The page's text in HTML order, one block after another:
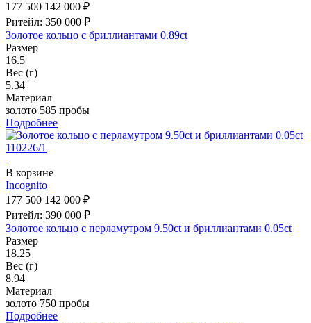
177 500 142 000 ₽
Ритейл: 350 000 ₽
Золотое кольцо с бриллиантами 0.89ct
Размер
16.5
Вес (г)
5.34
Материал
золото 585 пробы
Подробнее
В корзине
Incognito
177 500 142 000 ₽
Ритейл: 390 000 ₽
Золотое кольцо с перламутром 9.50ct и бриллиантами 0.05ct
Размер
18.25
Вес (г)
8.94
Материал
золото 750 пробы
Подробнее